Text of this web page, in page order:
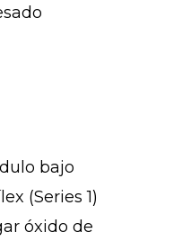
bajo
(Series 1)
óxido de